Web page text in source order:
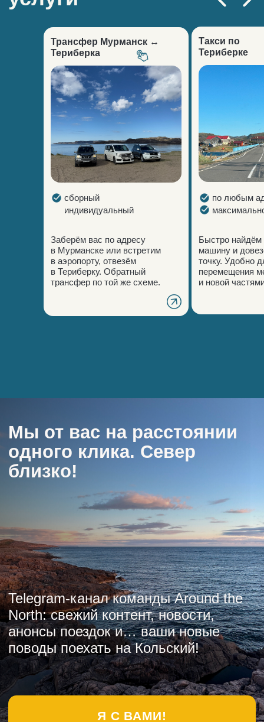
Трансфер Мурманск ↔
Териберка
Заберём вас по адресу
в Мурманске или встретим
в аэропорту, отвезём
в Териберку. Обратный
трансфер по той же схеме.
индивидуальный
сборный
Такси по
Териберке
Быстро найдём
машину и
точку. Удобно
перемещения
и новой
по любым